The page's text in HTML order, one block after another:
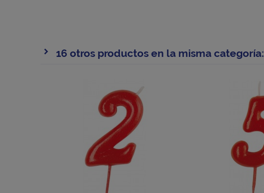
16 otros productos en la misma categoría: